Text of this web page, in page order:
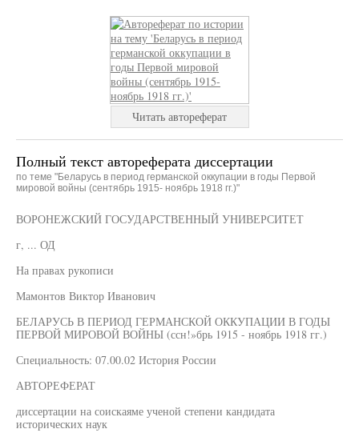
Читать автореферат
Полный текст автореферата диссертации
по теме "Беларусь в период германской оккупации в годы Первой
мировой войны (сентябрь 1915- ноябрь 1918 гг.)"
ВОРОНЕЖСКИЙ ГОСУДАРСТВЕННЫЙ УНИВЕРСИТЕТ
г, ... ОД
На правах рукописи
Мамонтов Виктор Иванович
БЕЛАРУСЬ В ПЕРИОД ГЕРМАНСКОЙ ОККУПАЦИИ В ГОДЫ
ПЕРВОЙ МИРОВОЙ ВОЙНЫ (ссн!»брь 1915 - ноябрь 1918 гг.)
Специальность: 07.00.02 История России
АВТОРЕФЕРАТ
диссертации на соискаяме ученой степени кандидата
исторических наук